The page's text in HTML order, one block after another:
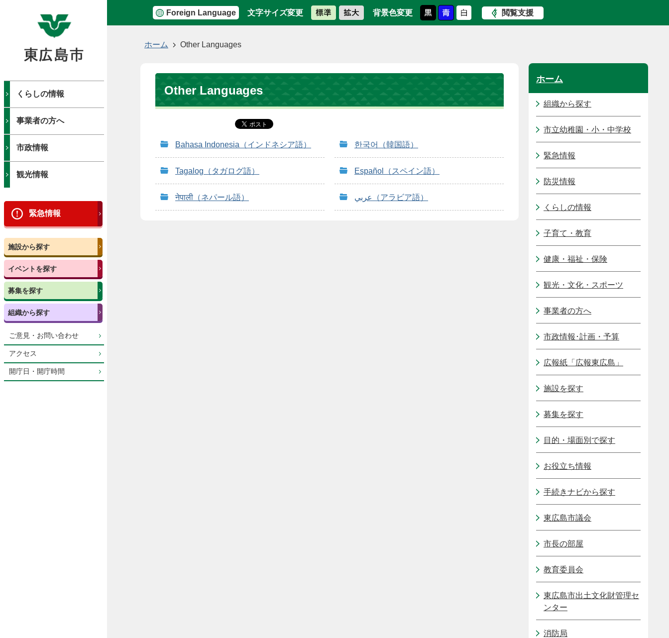
Foreign Language 文字サイズ変更 背景色変更 閲覧支援
くらしの情報
事業者の方へ
市政情報
観光情報
緊急情報
施設から探す
イベントを探す
募集を探す
組織から探す
ご意見・お問い合わせ
アクセス
開庁日・開庁時間
ホーム Other Languages
Other Languages
Bahasa Indonesia（インドネシア語） 한국어（韓国語）
Tagalog（タガログ語） Español（スペイン語）
नेपाली（ネパール語） عربي（アラビア語）
ホーム
組織から探す
市立幼稚園・小・中学校
緊急情報
防災情報
くらしの情報
子育て・教育
健康・福祉・保険
観光・文化・スポーツ
事業者の方へ
市政情報･計画・予算
広報紙「広報東広島」
施設を探す
募集を探す
目的・場面別で探す
お役立ち情報
手続きナビから探す
東広島市議会
市長の部屋
教育委員会
東広島市出土文化財管理セ
ンター
消防局